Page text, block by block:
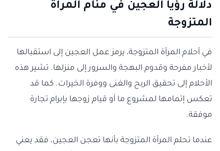
دلالة رؤيا العجين في منام المرأة
المتزوجة
في أحلام المرأة المتزوجة، يرمز عمل العجين إلى استقبالها
لأخبار مفرحة وقدوم البهجة والسرور إلى منزلها. تشير هذه
الأحلام إلى تحقيق الربح والغنى ووفرة الخيرات. كما قد
تعكس إتمامها لمشروع ما أو قيام زوجها بإبرام تجارة
موفقة.
عندما تحلم المرأة المتزوجة بأنها تعجن العجين، فقد يعني